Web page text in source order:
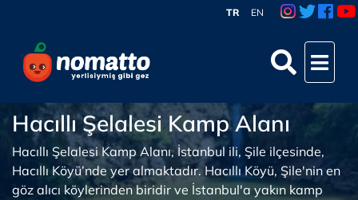
TR EN
Hacıllı Şelalesi Kamp Alanı
Hacıllı Şelalesi Kamp Alanı, İstanbul ili, Şile ilçesinde,
Hacıllı Köyü’nde yer almaktadır. Hacıllı Köyü, Şile'nin en
göz alıcı köylerinden biridir ve İstanbul'a yakın kamp